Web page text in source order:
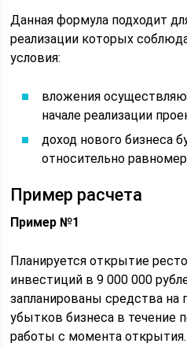
Данная формула подходит
реализации которых
условия:
вложения
начале реализации
доход нового бизнеса
относительно
Пример расчета
Пример №1
Планируется открытие
инвестиций в 9 000 000
запланированы средства
убытков бизнеса в течение
работы с момента открытия.